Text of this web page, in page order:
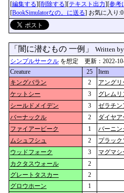
[編集する][削除する][テキスト出力][参考
[BookSimulatorなの。に送る] お気に入り:0
「闇に潜むもの 一例」 Written
シンプルサークル を想定 更新：2022-10-
Creature
25
Item
キングバラン
2
アング
ケットシー
3
グレム
シールドメイデン
3
ゼラチン
バーナックル
2
ダイヤ
ファイアービーク
1
バーニン
ムシュフシュ
2
プラッ
ウッドフォーク
3
マグマ
カクタスウォール
2
グレートタスカー
2
グロウホーン
1